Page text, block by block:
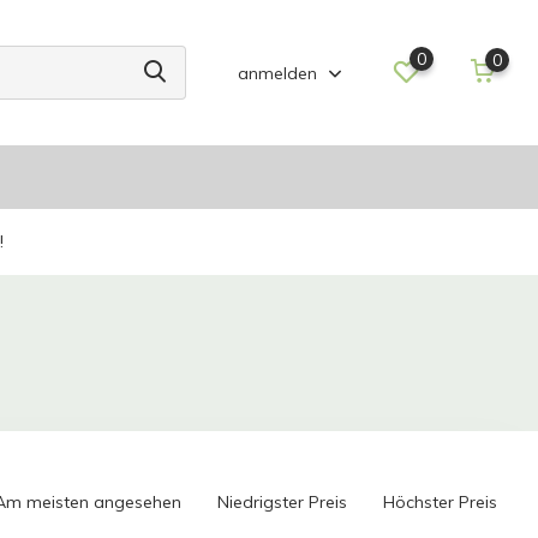
anmelden
0 0
meisten angesehen Niedrigster Preis Höchster Preis